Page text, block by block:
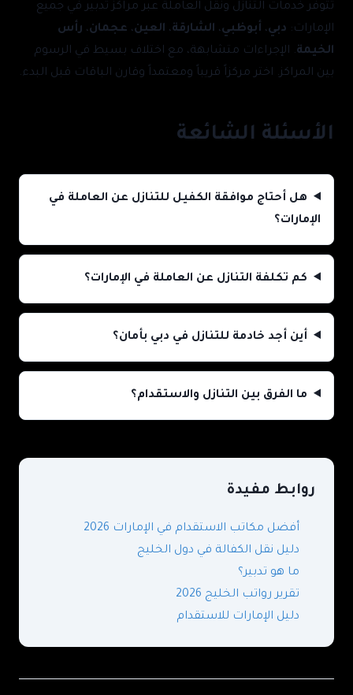
تتوفر خدمات التنازل ونقل العاملة عبر مراكز تدبير في جميع
الإمارات: دبي، أبوظبي، الشارقة، العين، عجمان، رأس
الخيمة. الإجراءات متشابهة، مع اختلاف بسيط في الرسوم
بين المراكز. اختر مركزاً قريباً ومعتمداً وقارن الباقات قبل البدء.
الأسئلة الشائعة
هل أحتاج موافقة الكفيل للتنازل عن العاملة في
الإمارات؟
كم تكلفة التنازل عن العاملة في الإمارات؟
أين أجد خادمة للتنازل في دبي بأمان؟
ما الفرق بين التنازل والاستقدام؟
روابط مفيدة
أفضل مكاتب الاستقدام في الإمارات 2026
دليل نقل الكفالة في دول الخليج
ما هو تدبير؟
تقرير رواتب الخليج 2026
دليل الإمارات للاستقدام